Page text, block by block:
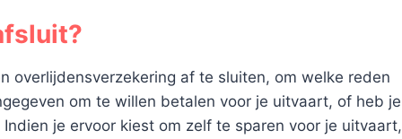
overlijdensverzekering af te sluiten, om welke reden
om te willen betalen voor je uitvaart, of heb je
je ervoor kiest om zelf te sparen voor je uitvaart,